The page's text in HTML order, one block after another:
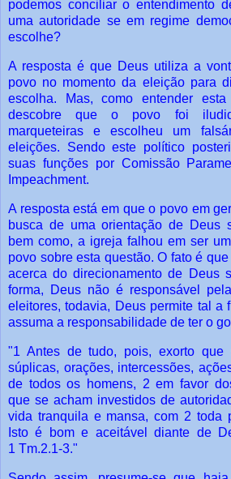
podemos conciliaro entendimento
uma autoridade se em regime
escolhe?
A resposta é que Deus utiliza a
povo no momento da eleição para
escolha. Mas, como entender
descobre que o povo foi
marqueteiras e escolheu um
eleições. Sendo este político
suas funções por Comissão
Impeachment.
A resposta está em que o povo em
busca de umaorientação de Deus
bem como, a igreja falhou em ser
povo sobre esta questão. O fato é
acerca dodirecionamento de Deus
forma, Deus não é responsável
eleitores, todavia, Deus permite tal a
assuma a responsabilidade de ter o
"1 Antes de tudo, pois, exorto
súplicas, orações, intercessões,
de todos os homens, 2 em favor
que se acham investidos de
vida tranquila e mansa, com 2 toda
Isto é bom e aceitável diante de
1 Tm.2.1-3."